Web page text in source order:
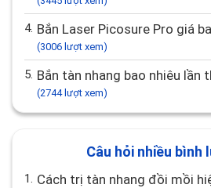
4. Bắn Laser Picosure Pro giá
(3006 lượt xem)
5. Bắn tàn nhang bao nhiêu lần
(2744 lượt xem)
Câu hỏi nhiều bình
1. Cách trị tàn nhang đồi mồi